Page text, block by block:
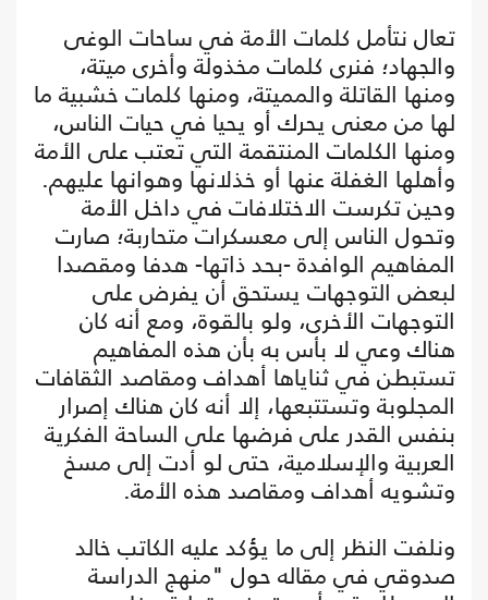
تعال نتأمل كلمات الأمة في ساحات الوغى
والجهاد؛ فنرى كلمات مخذولة وأخرى ميتة،
ومنها القاتلة والمميتة، ومنها كلمات خشبية ما
لها من معنى يحرك أو يحيا في حيات الناس،
ومنها الكلمات المنتقمة التي تعتب على الأمة
وأهلها الغفلة عنها أو خذلانها وهوانها عليهم.
وحين تكرست الاختلافات في داخل الأمة
وتحول الناس إلى معسكرات متحاربة؛ صارت
المفاهيم الوافدة -بحد ذاتها- هدفا ومقصدا
لبعض التوجهات يستحق أن يفرض على
التوجهات الأخرى، ولو بالقوة، ومع أنه كان
هناك وعي لا بأس به بأن هذه المفاهيم
تستبطن في ثناياها أهداف ومقاصد الثقافات
المجلوبة وتستتبعها، إلا أنه كان هناك إصرار
بنفس القدر على فرضها على الساحة الفكرية
العربية والإسلامية، حتى لو أدت إلى مسخ
وتشويه أهداف ومقاصد هذه الأمة.
ونلفت النظر إلى ما يؤكد عليه الكاتب خالد
صدوقي في مقاله حول "منهج الدراسة